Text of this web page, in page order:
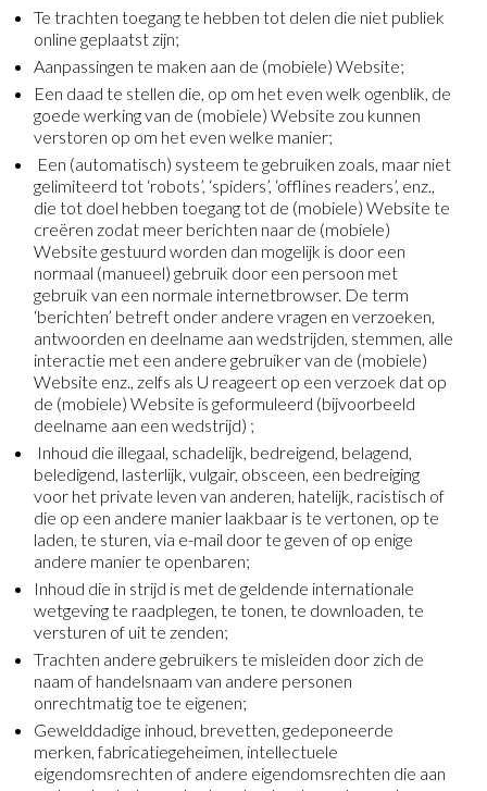
Te trachten toegang te hebben tot delen die niet publiek
online geplaatst zijn;
Aanpassingen te maken aan de (mobiele) Website;
Een daad te stellen die, op om het even welk ogenblik, de
goede werking van de (mobiele) Website zou kunnen
verstoren op om het even welke manier;
Een (automatisch) systeem te gebruiken zoals, maar niet
gelimiteerd tot ‘robots’, ‘spiders’, ‘offlines readers’, enz.,
die tot doel hebben toegang tot de (mobiele) Website te
creëren zodat meer berichten naar de (mobiele)
Website gestuurd worden dan mogelijk is door een
normaal (manueel) gebruik door een persoon met
gebruik van een normale internetbrowser. De term
‘berichten’ betreft onder andere vragen en verzoeken,
antwoorden en deelname aan wedstrijden, stemmen, alle
interactie met een andere gebruiker van de (mobiele)
Website enz., zelfs als U reageert op een verzoek dat op
de (mobiele) Website is geformuleerd (bijvoorbeeld
deelname aan een wedstrijd) ;
Inhoud die illegaal, schadelijk, bedreigend, belagend,
beledigend, lasterlijk, vulgair, obsceen, een bedreiging
voor het private leven van anderen, hatelijk, racistisch of
die op een andere manier laakbaar is te vertonen, op te
laden, te sturen, via e-mail door te geven of op enige
andere manier te openbaren;
Inhoud die in strijd is met de geldende internationale
wetgeving te raadplegen, te tonen, te downloaden, te
versturen of uit te zenden;
Trachten andere gebruikers te misleiden door zich de
naam of handelsnaam van andere personen
onrechtmatig toe te eigenen;
Gewelddadige inhoud, brevetten, gedeponeerde
merken, fabricatiegeheimen, intellectuele
eigendomsrechten of andere eigendomsrechten die aan